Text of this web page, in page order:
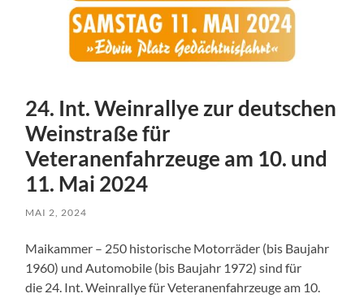
24. Int. Weinrallye zur deutschen
Weinstraße für
Veteranenfahrzeuge am 10. und
11. Mai 2024
MAI 2, 2024
Maikammer – 250 historische Motorräder (bis Baujahr
1960) und Automobile (bis Baujahr 1972) sind für
die 24. Int. Weinrallye für Veteranenfahrzeuge am 10.